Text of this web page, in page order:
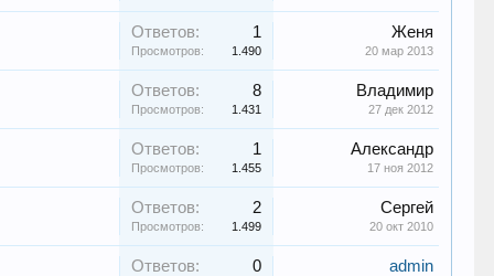
Ответов: 1
Просмотров: 1.490
Женя
20 мар 2013
Ответов: 8
Просмотров: 1.431
Владимир
27 дек 2012
Ответов: 1
Просмотров: 1.455
Александр
17 ноя 2012
Ответов: 2
Просмотров: 1.499
Сергей
20 окт 2010
Ответов: 0 admin